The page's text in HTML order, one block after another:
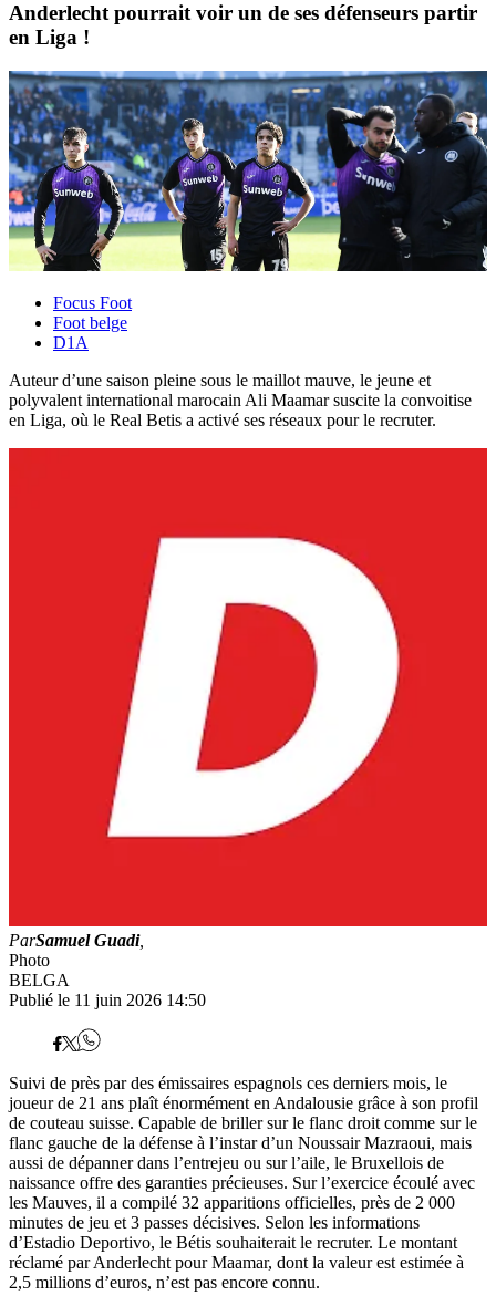
Anderlecht pourrait voir un de ses défenseurs partir
en Liga !
Focus Foot
Foot belge
D1A
Auteur d’une saison pleine sous le maillot mauve, le jeune et
polyvalent international marocain Ali Maamar suscite la convoitise
en Liga, où le Real Betis a activé ses réseaux pour le recruter.
ParSamuel Guadi,
Photo
BELGA
Publié le 11 juin 2026 14:50
Suivi de près par des émissaires espagnols ces derniers mois, le
joueur de 21 ans plaît énormément en Andalousie grâce à son profil
de couteau suisse. Capable de briller sur le flanc droit comme sur le
flanc gauche de la défense à l’instar d’un Noussair Mazraoui, mais
aussi de dépanner dans l’entrejeu ou sur l’aile, le Bruxellois de
naissance offre des garanties précieuses. Sur l’exercice écoulé avec
les Mauves, il a compilé 32 apparitions officielles, près de 2 000
minutes de jeu et 3 passes décisives. Selon les informations
d’Estadio Deportivo, le Bétis souhaiterait le recruter. Le montant
réclamé par Anderlecht pour Maamar, dont la valeur est estimée à
2,5 millions d’euros, n’est pas encore connu.